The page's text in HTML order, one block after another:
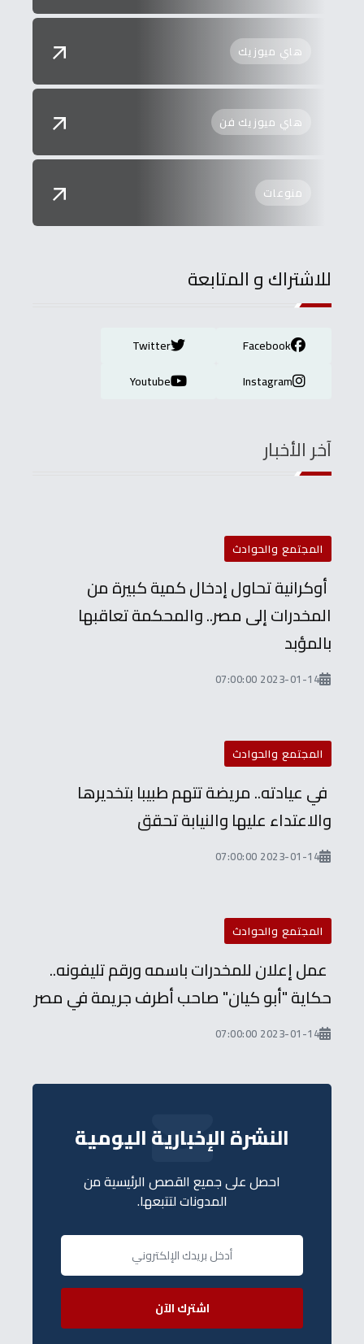
هاي ميوزيك
هاي ميوزيك فن
منوعات
للاشتراك و المتابعة
Facebook
Twitter
Instagram
Youtube
آخر الأخبار
المجتمع والحوادث
أوكرانية تحاول إدخال كمية كبيرة من
المخدرات إلى مصر.. والمحكمة تعاقبها
بالمؤبد
2023-01-14 07:00:00
المجتمع والحوادث
في عيادته.. مريضة تتهم طبيبا بتخديرها
والاعتداء عليها والنيابة تحقق
2023-01-14 07:00:00
المجتمع والحوادث
عمل إعلان للمخدرات باسمه ورقم تليفونه..
حكاية "أبو كيان" صاحب أطرف جريمة في مصر
2023-01-14 07:00:00
النشرة الإخبارية اليومية
احصل على جميع القصص الرئيسية من
المدونات لتتبعها.
اشترك الآن